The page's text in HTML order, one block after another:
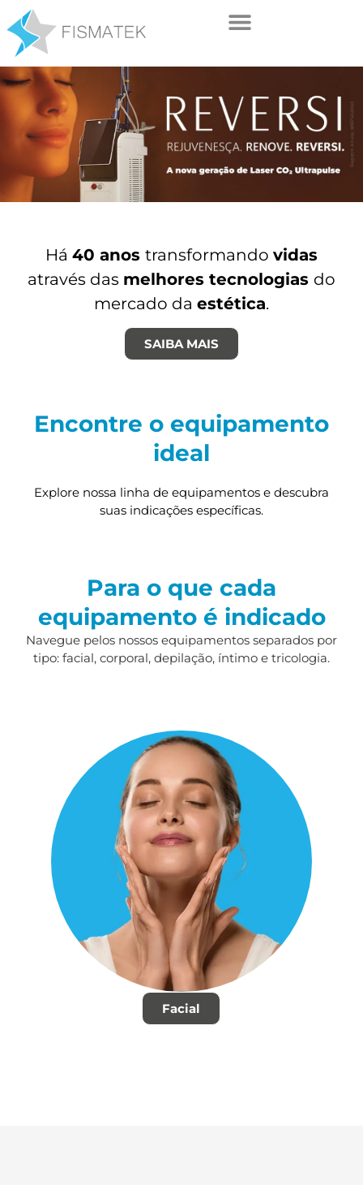
Há 40 anos transformando vidas
através das melhores tecnologias do
mercado da estética.
SAIBA MAIS
Encontre o equipamento
ideal
Explore nossa linha de equipamentos e descubra
suas indicações específicas.
Para o que cada
equipamento é indicado
Navegue pelos nossos equipamentos separados por
tipo: facial, corporal, depilação, íntimo e tricologia.
Facial